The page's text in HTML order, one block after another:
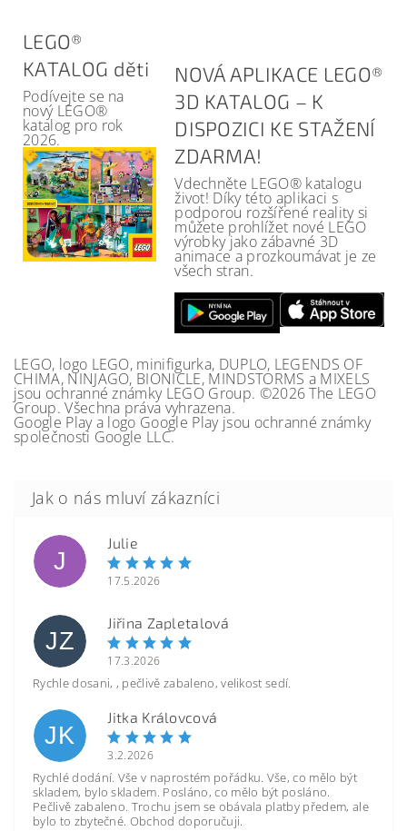
LEGO®
KATALOG děti
Podívejte se na
nový LEGO®
katalog pro rok
2026.
NOVÁ APLIKACE LEGO®
3D KATALOG – K
DISPOZICI KE STAŽENÍ
ZDARMA!
Vdechněte LEGO® katalogu
život! Díky této aplikaci s
podporou rozšířené reality si
můžete prohlížet nové LEGO
výrobky jako zábavné 3D
animace a prozkoumávat je ze
všech stran.
LEGO, logo LEGO, minifigurka, DUPLO, LEGENDS OF
CHIMA, NINJAGO, BIONICLE, MINDSTORMS a MIXELS
jsou ochranné známky LEGO Group. ©2026 The LEGO
Group. Všechna práva vyhrazena.
Google Play a logo Google Play jsou ochranné známky
společnosti Google LLC.
J
Julie
17.5.2026
JZ
Jiřina Zapletalová
17.3.2026
Rychle dosani, , pečlivě zabaleno, velikost sedí.
JK
Jitka Královcová
3.2.2026
Rychlé dodání. Vše v naprostém pořádku. Vše, co mělo být
skladem, bylo skladem. Posláno, co mělo být posláno.
Pečlivě zabaleno. Trochu jsem se obávala platby předem, ale
bylo to zbytečné. Obchod doporučuji.